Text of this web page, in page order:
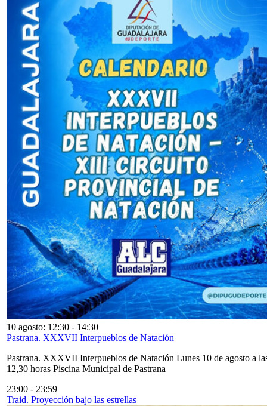
10 agosto: 12:30 - 14:30
Pastrana. XXXVII Interpueblos de Natación
Pastrana. XXXVII Interpueblos de Natación Lunes 10 de agosto a
12,30 horas Piscina Municipal de Pastrana
23:00 - 23:59
Traid. Proyección bajo las estrellas